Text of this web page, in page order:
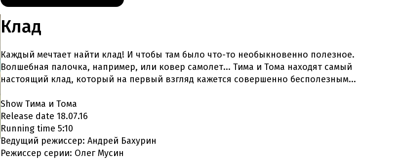
Клад
Каждый мечтает найти клад! И чтобы там было что-то необыкновенно полезное.
Волшебная палочка, например, или ковер самолет... Тима и Тома находят самый
настоящий клад, который на первый взгляд кажется совершенно бесполезным...
Show Тима и Тома
Release date 18.07.16
Running time 5:10
Ведущий режиссер: Андрей Бахурин
Режиссер серии: Олег Мусин